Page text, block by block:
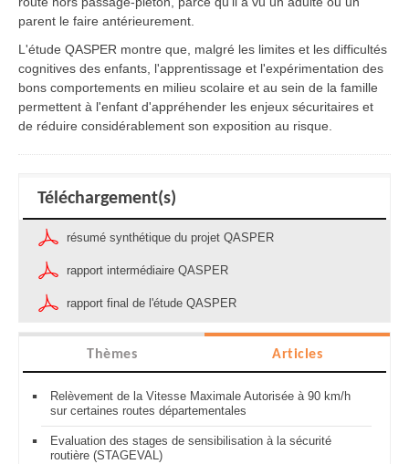
parent le faire antérieurement.
L'étude QASPER montre que, malgré les limites et les difficultés
cognitives des enfants, l'apprentissage et l'expérimentation des
bons comportements en milieu scolaire et au sein de la famille
permettent à l'enfant d'appréhender les enjeux sécuritaires et
de réduire considérablement son exposition au risque.
Téléchargement(s)
résumé synthétique du projet QASPER
rapport intermédiaire QASPER
rapport final de l'étude QASPER
Thèmes Articles
Relèvement de la Vitesse Maximale Autorisée à 90 km/h
sur certaines routes départementales
Evaluation des stages de sensibilisation à la sécurité
routière (STAGEVAL)